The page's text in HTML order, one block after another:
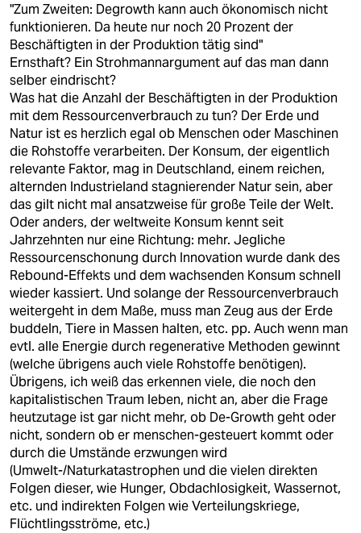
"Zum Zweiten: Degrowth kann auch ökonomisch nicht
funktionieren. Da heute nur noch 20 Prozent der
Beschäftigten in der Produktion tätig sind"
Ernsthaft? Ein Strohmannargument auf das man dann
selber eindrischt?
Was hat die Anzahl der Beschäftigten in der Produktion
mit dem Ressourcenverbrauch zu tun? Der Erde und
Natur ist es herzlich egal ob Menschen oder Maschinen
die Rohstoffe verarbeiten. Der Konsum, der eigentlich
relevante Faktor, mag in Deutschland, einem reichen,
alternden Industrieland stagnierender Natur sein, aber
das gilt nicht mal ansatzweise für große Teile der Welt.
Oder anders, der weltweite Konsum kennt seit
Jahrzehnten nur eine Richtung: mehr. Jegliche
Ressourcenschonung durch Innovation wurde dank des
Rebound-Effekts und dem wachsenden Konsum schnell
wieder kassiert. Und solange der Ressourcenverbrauch
weitergeht in dem Maße, muss man Zeug aus der Erde
buddeln, Tiere in Massen halten, etc. pp. Auch wenn man
evtl. alle Energie durch regenerative Methoden gewinnt
(welche übrigens auch viele Rohstoffe benötigen).
Übrigens, ich weiß das erkennen viele, die noch den
kapitalistischen Traum leben, nicht an, aber die Frage
heutzutage ist gar nicht mehr, ob De-Growth geht oder
nicht, sondern ob er menschen-gesteuert kommt oder
durch die Umstände erzwungen wird
(Umwelt-/Naturkatastrophen und die vielen direkten
Folgen dieser, wie Hunger, Obdachlosigkeit, Wassernot,
etc. und indirekten Folgen wie Verteilungskriege,
Flüchtlingsströme, etc.)